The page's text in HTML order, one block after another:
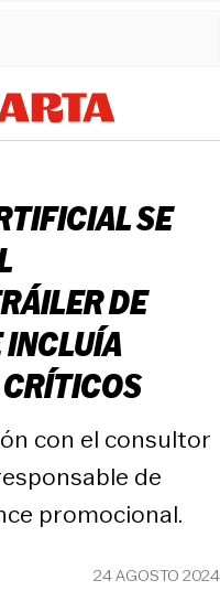
SE
DE
con el consultor
de
promocional.
24 AGOSTO 2024